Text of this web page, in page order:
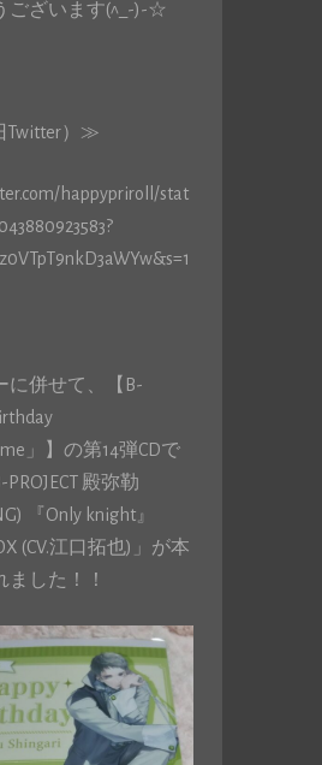
ございます(^_-)-☆
Twitter）≫
happypriroll/stat
に併せて、【B-
」】の第14弾CDで
殿弥勒
『Only knight』
(CV.江口拓也)」が本
ました！！